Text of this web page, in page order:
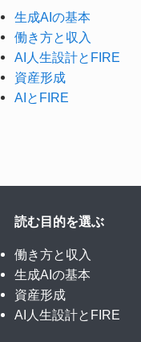
生成AIの基本
働き方と収入
AI人生設計とFIRE
資産形成
AIとFIRE
読む目的を選ぶ
働き方と収入
生成AIの基本
資産形成
AI人生設計とFIRE